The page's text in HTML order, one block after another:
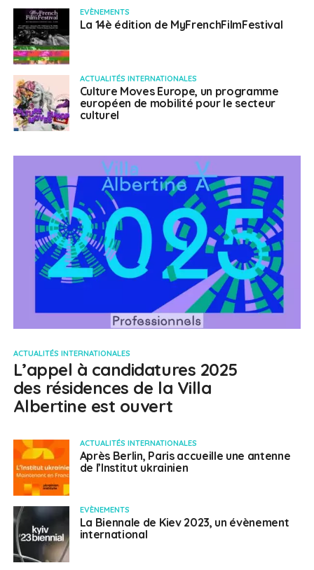
EVÈNEMENTS
La 14è édition de MyFrenchFilmFestival
ACTUALITÉS INTERNATIONALES
Culture Moves Europe, un programme
européen de mobilité pour le secteur
culturel
ACTUALITÉS INTERNATIONALES
L’appel à candidatures 2025
des résidences de la Villa
Albertine est ouvert
ACTUALITÉS INTERNATIONALES
Après Berlin, Paris accueille une antenne
de l’Institut ukrainien
EVÈNEMENTS
La Biennale de Kiev 2023, un évènement
international